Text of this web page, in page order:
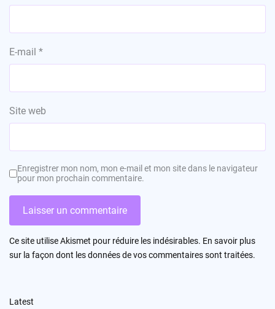
E-mail *
Site web
Enregistrer mon nom, mon e-mail et mon site dans le navigateur
pour mon prochain commentaire.
Ce site utilise Akismet pour réduire les indésirables. En savoir plus
sur la façon dont les données de vos commentaires sont traitées.
Latest